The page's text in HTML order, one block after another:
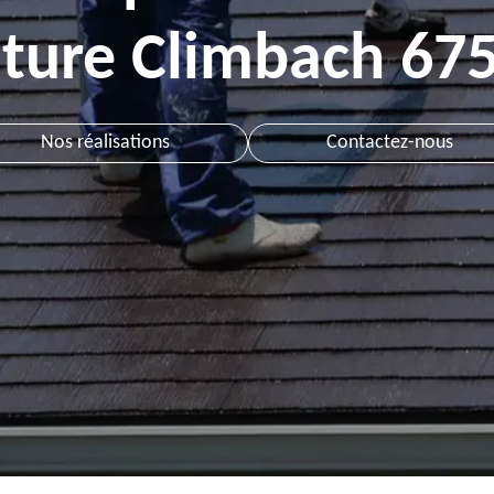
Climbach
Nos réalisations Contactez-nous